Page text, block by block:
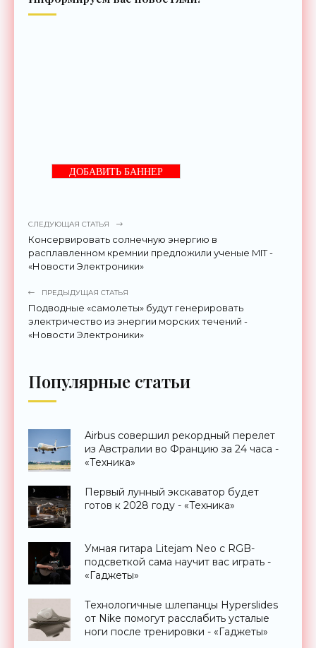
ДОБАВИТЬ БАННЕР
СЛЕДУЮЩАЯ СТАТЬЯ
Консервировать солнечную энергию в
расплавленном кремнии предложили ученые MIT -
«Новости Электроники»
ПРЕДЫДУЩАЯ СТАТЬЯ
Подводные «самолеты» будут генерировать
электричество из энергии морских течений -
«Новости Электроники»
Популярные статьи
Airbus совершил рекордный перелет
из Австралии во Францию за 24 часа -
«Техника»
Первый лунный экскаватор будет
готов к 2028 году - «Техника»
Умная гитара Litejam Neo с RGB-
подсветкой сама научит вас играть -
«Гаджеты»
Технологичные шлепанцы Hyperslides
от Nike помогут расслабить усталые
ноги после тренировки - «Гаджеты»